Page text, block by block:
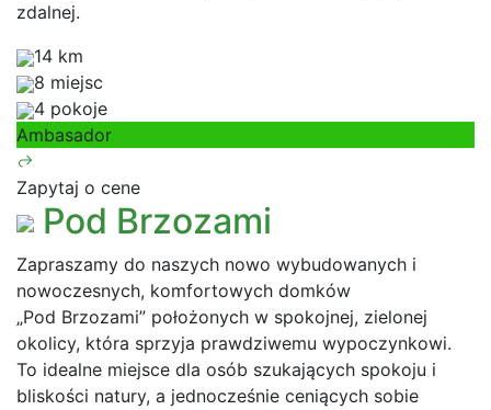
zdalnej.
14 km
8 miejsc
4 pokoje
Ambasador
Zapytaj o cene
Pod Brzozami
Zapraszamy do naszych nowo wybudowanych i
nowoczesnych, komfortowych domków
„Pod Brzozami” położonych w spokojnej, zielonej
okolicy, która sprzyja prawdziwemu wypoczynkowi.
To idealne miejsce dla osób szukających spokoju i
bliskości natury, a jednocześnie ceniących sobie